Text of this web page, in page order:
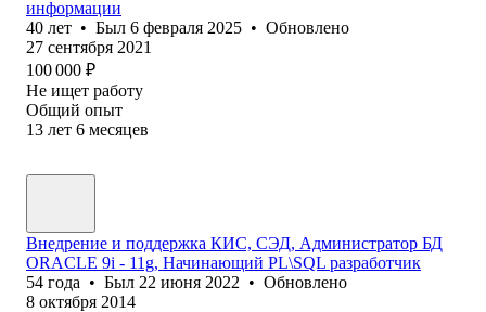
информации
40 лет • Был 6 февраля 2025 • Обновлено
27 сентября 2021
100 000 ₽
Не ищет работу
Общий опыт
13 лет 6 месяцев
Внедрение и поддержка КИС, СЭД, Администратор БД
ORACLE 9i - 11g, Начинающий PL\SQL разработчик
54 года • Был 22 июня 2022 • Обновлено
8 октября 2014